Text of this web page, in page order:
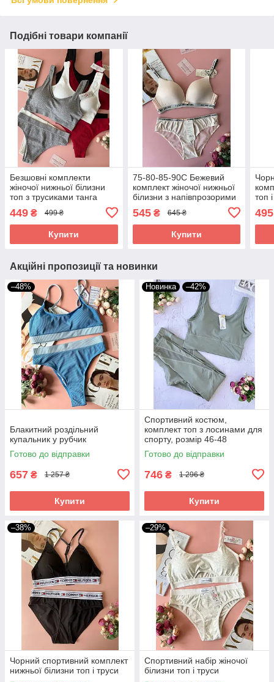
Подібні товари компанії
Безшовні комплекти
жіночої нижньої білизни
топ з трусиками танга
449 ₴ 499 ₴
Купити
75-80-85-90С Бежевий
комплект жіночої нижньої
білизни з напівпрозорими
545₴ 645 ₴
Купити
топ
495
Акційні пропозиції та новинки
–48%
Блакитний роздільний
купальник у рубчик
Готово до відправки
657 ₴ 1 257 ₴
Купити
Новинка –42%
Спортивний костюм,
комплект топ з лосинами для
спорту, розмір 46-48
Готово до відправки
746 ₴ 1 296 ₴
Купити
–38%
Чорний спортивний комплект
нижньої білизни топ і труси
–29%
Спортивний набір жіночої
білизни топ і труси